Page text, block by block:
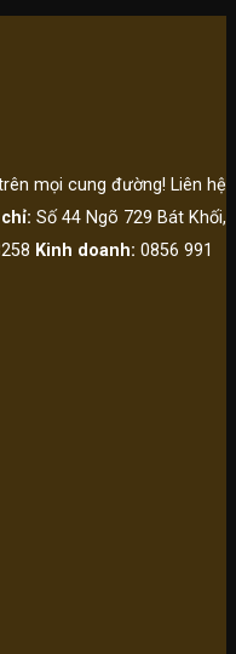
mọi cung đường! Liên hệ
Số 44 Ngõ 729 Bát Khối,
Kinh doanh: 0856 991